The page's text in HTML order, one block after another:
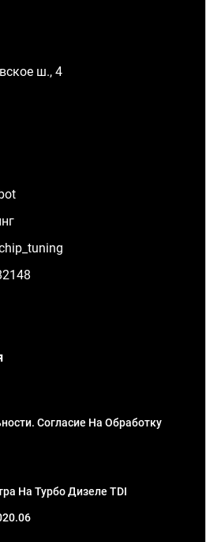
ш., 4
Согласие На Обработку
На Турбо Дизеле TDI